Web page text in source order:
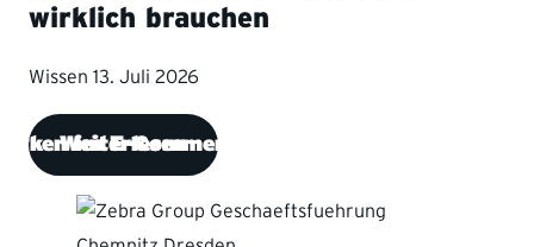
wirklich brauchen
Wissen 13. Juli 2026
Weiterlesen
im E-Commerce wirklich brauchen